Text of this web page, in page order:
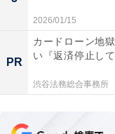
2026/01/15
PR
カードローン地
い『返済停止し
渋谷法務総合事務所